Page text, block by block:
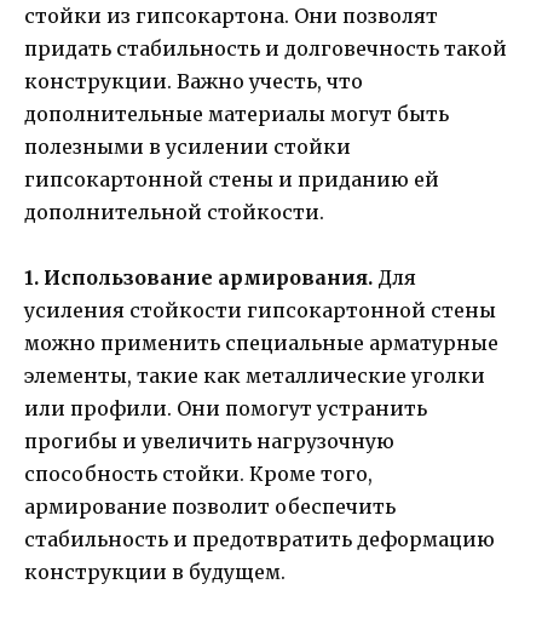
стойки из гипсокартона. Они позволят
придать стабильность и долговечность такой
конструкции. Важно учесть, что
дополнительные материалы могут быть
полезными в усилении стойки
гипсокартонной стены и приданию ей
дополнительной стойкости.
1. Использование армирования. Для
усиления стойкости гипсокартонной стены
можно применить специальные арматурные
элементы, такие как металлические уголки
или профили. Они помогут устранить
прогибы и увеличить нагрузочную
способность стойки. Кроме того,
армирование позволит обеспечить
стабильность и предотвратить деформацию
конструкции в будущем.